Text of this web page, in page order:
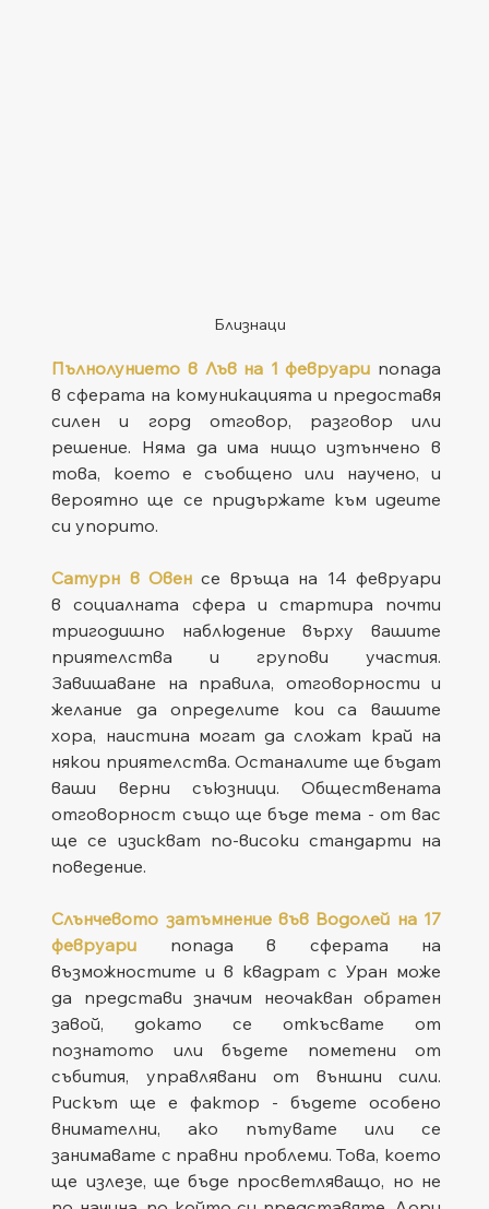
Близнаци
Пълнолунието в Лъв на 1 февруари попада
в сферата на комуникацията и предоставя
силен и горд отговор, разговор или
решение. Няма да има нищо изтънчено в
това, което е съобщено или научено, и
вероятно ще се придържате към идеите
си упорито.
Сатурн в Овен се връща на 14 февруари
в социалната сфера и стартира почти
тригодишно наблюдение върху вашите
приятелства и групови участия.
Завишаване на правила, отговорности и
желание да определите кои са вашите
хора, наистина могат да сложат край на
някои приятелства. Останалите ще бъдат
ваши верни съюзници. Обществената
отговорност също ще бъде тема - от вас
ще се изискват по-високи стандарти на
поведение.
Слънчевото затъмнение във Водолей на 17
февруари попада в сферата на
възможностите и в квадрат с Уран може
да представи значим неочакван обратен
завой, докато се откъсвате от
познатото или бъдете пометени от
събития, управлявани от външни сили.
Рискът ще е фактор - бъдете особено
внимателни, ако пътувате или се
занимавате с правни проблеми. Това, което
ще излезе, ще бъде просветляващо, но не